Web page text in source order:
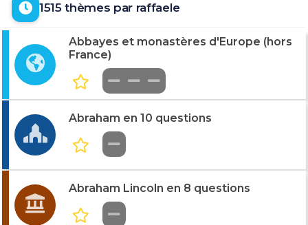
1515 thèmes par raffaele
Abbayes et monastères d'Europe (hors
France)
Abraham en 10 questions
Abraham Lincoln en 8 questions